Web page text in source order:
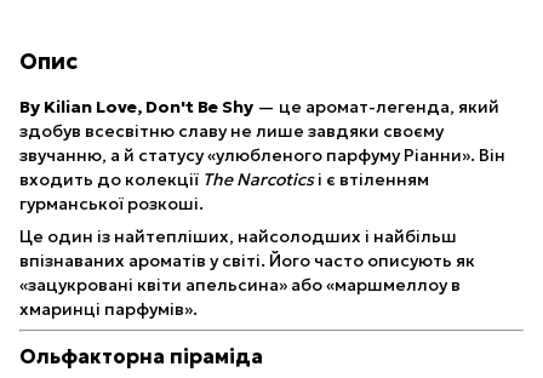
Опис
By Kilian Love, Don't Be Shy — це аромат-легенда, який
здобув всесвітню славу не лише завдяки своєму
звучанню, а й статусу «улюбленого парфуму Ріанни». Він
входить до колекції The Narcoticsі є втіленням
гурманської розкоші.
Це один із найтепліших, найсолодших і найбільш
впізнаваних ароматів у світі. Його часто описують як
«зацукровані квіти апельсина» або «маршмеллоу в
хмаринці парфумів».
Ольфакторна піраміда